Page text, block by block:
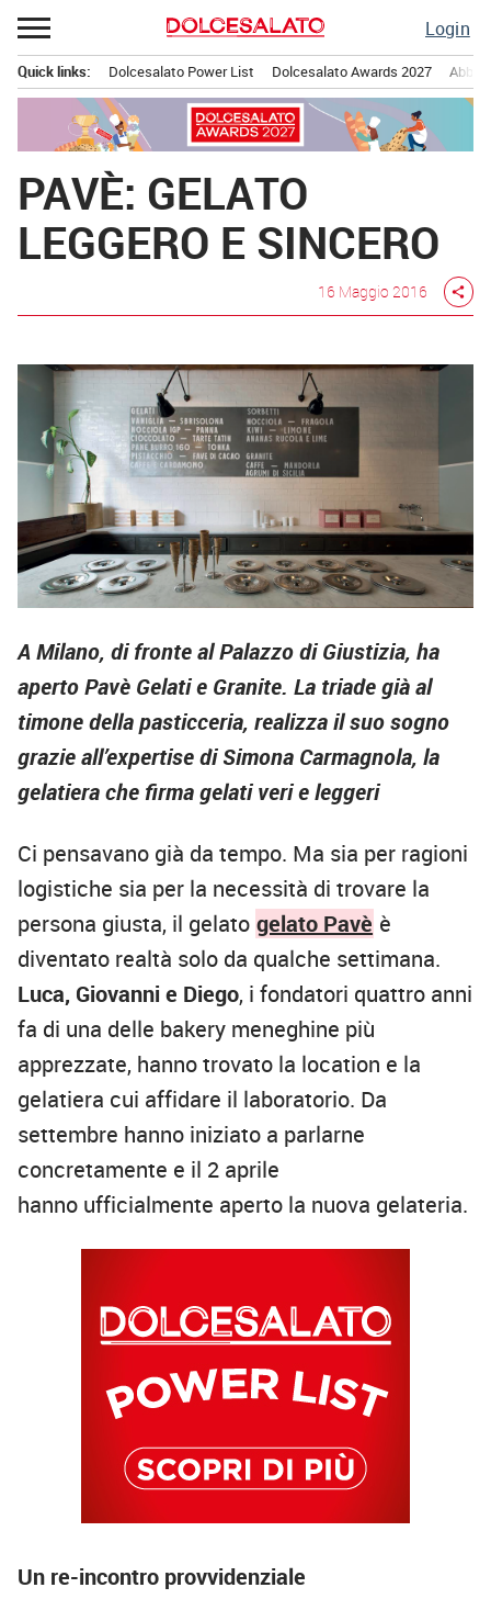
Passa
al
contenuto
Login
principale
Quick links: Dolcesalato Power List Dolcesalato Awards 2027
PAVÈ: GELATO
LEGGERO E SINCERO
16 Maggio 2016 share
A Milano, di fronte al Palazzo di Giustizia, ha
aperto Pavè Gelati e Granite. La triade già al
timone della pasticceria, realizza il suo sogno
grazie all’expertise di Simona Carmagnola, la
gelatiera che firma gelati veri e leggeri
Ci pensavano già da tempo. Ma sia per ragioni
logistiche sia per la necessità di trovare la
persona giusta, il gelato gelato Pavè è
diventato realtà solo da qualche settimana.
Luca, Giovanni e Diego, i fondatori quattro anni
fa di una delle bakery meneghine più
apprezzate, hanno trovato la location e la
gelatiera cui affidare il laboratorio. Da
settembre hanno iniziato a parlarne
concretamente e il 2 aprile
hanno ufficialmente aperto la nuova gelateria.
Un re-incontro provvidenziale